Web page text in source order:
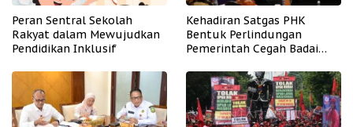
Peran Sentral Sekolah
Rakyat dalam Mewujudkan
Pendidikan Inklusif
Kehadiran Satgas PHK
Bentuk Perlindungan
Pemerintah Cegah Badai